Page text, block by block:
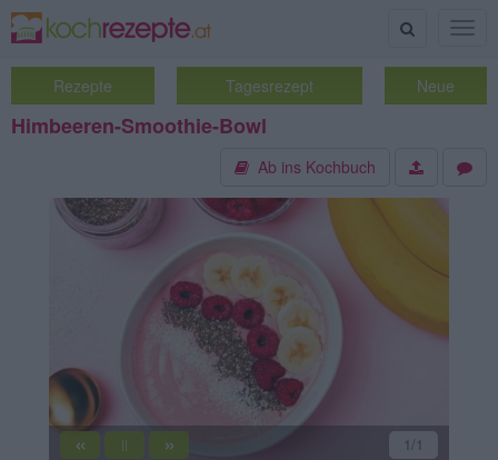
Suche
Rezepte Tagesrezept Neue
Himbeeren-Smoothie-Bowl
Ab ins Kochbuch
« || » 1/1